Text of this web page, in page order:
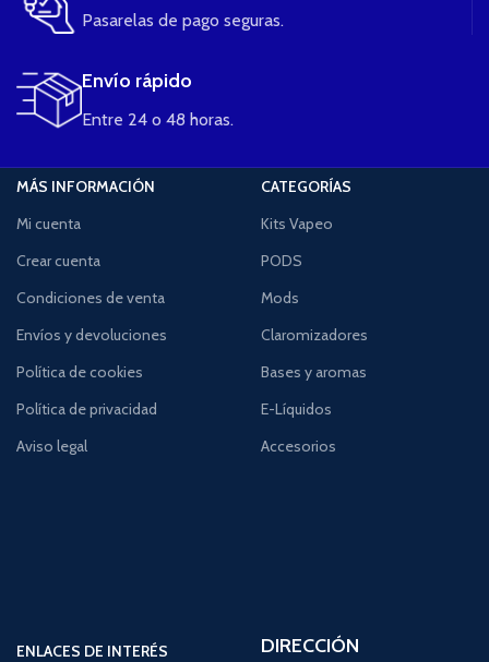
Pasarelas de pago seguras.
Envío rápido
Entre 24 o 48 horas.
MÁS INFORMACIÓN
Mi cuenta
Crear cuenta
Condiciones de venta
Envíos y devoluciones
Política de cookies
Política de privacidad
Aviso legal
CATEGORÍAS
Kits Vapeo
PODS
Mods
Claromizadores
Bases y aromas
E-Líquidos
Accesorios
ENLACES DE INTERÉS
DIRECCIÓN